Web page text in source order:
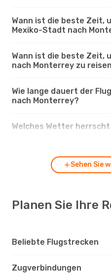
Wann ist die beste Zeit,
Mexiko-Stadt nach
Wann ist die beste Zeit,
nach Monterrey zu
Wie lange dauert der
nach Monterrey?
Welches Wetter
Sehen Sie
Planen Sie Ihre
Beliebte Flugstrecken
Zugverbindungen